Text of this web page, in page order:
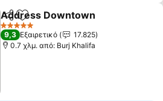
Κοινοποίηση
Προσθήκη στα αγαπημένα
Address Downtown
5 Αστέρια
9,3 Εξαιρετικό
17.825
0.7 χλμ. από: Burj Khalifa